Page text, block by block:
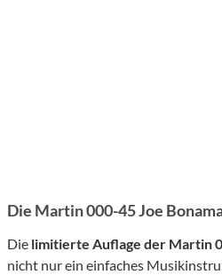
Die Martin 000-45 Joe
Die limitierte Auflage der Martin
nicht nur ein einfaches